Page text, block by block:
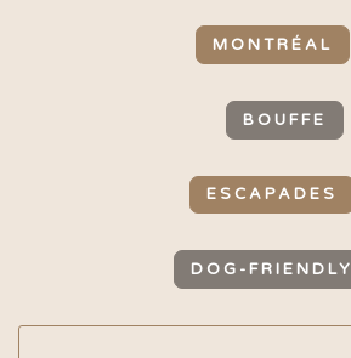
MONTRÉAL
BOUFFE
ESCAPADES
DOG-FRIENDLY